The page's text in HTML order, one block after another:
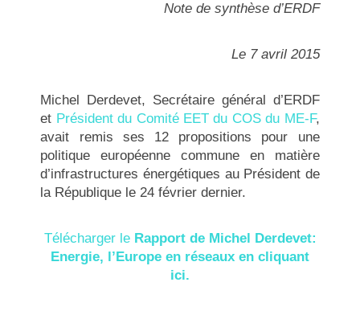
Note de synthèse d’ERDF
Le 7 avril 2015
Michel Derdevet, Secrétaire général d’ERDF
et Président du Comité EET du COS du ME-F,
avait remis ses 12 propositions pour une
politique européenne commune en matière
d’infrastructures énergétiques au Président de
la République le 24 février dernier.
Télécharger le Rapport de Michel Derdevet:
Energie, l’Europe en réseaux en cliquant
ici.